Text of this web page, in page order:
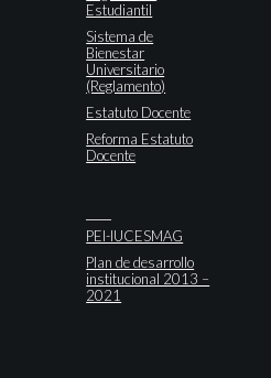
Estudiantil
Sistema de
Bienestar
Universitario
(Reglamento)
Estatuto Docente
Reforma Estatuto
Docente
PEI-IUCESMAG
Plan de desarrollo
institucional 2013 –
2021